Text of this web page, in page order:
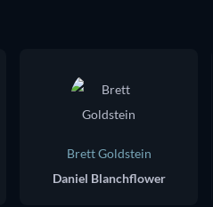
Brett Goldstein
Daniel Blanchflower